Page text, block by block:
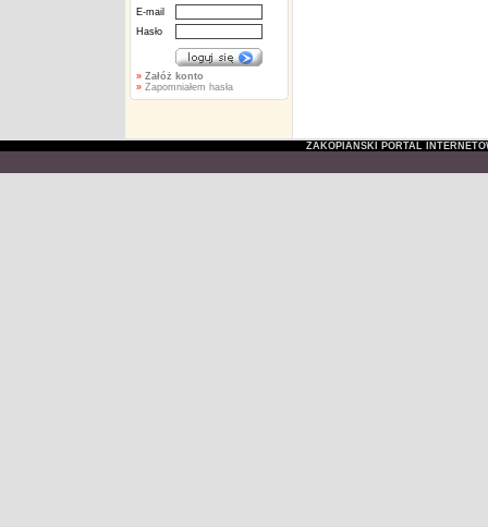
E-mail
Hasło
» Załóż konto
»Zapomniałem hasła
ZAKOPIAŃSKI PORTAL